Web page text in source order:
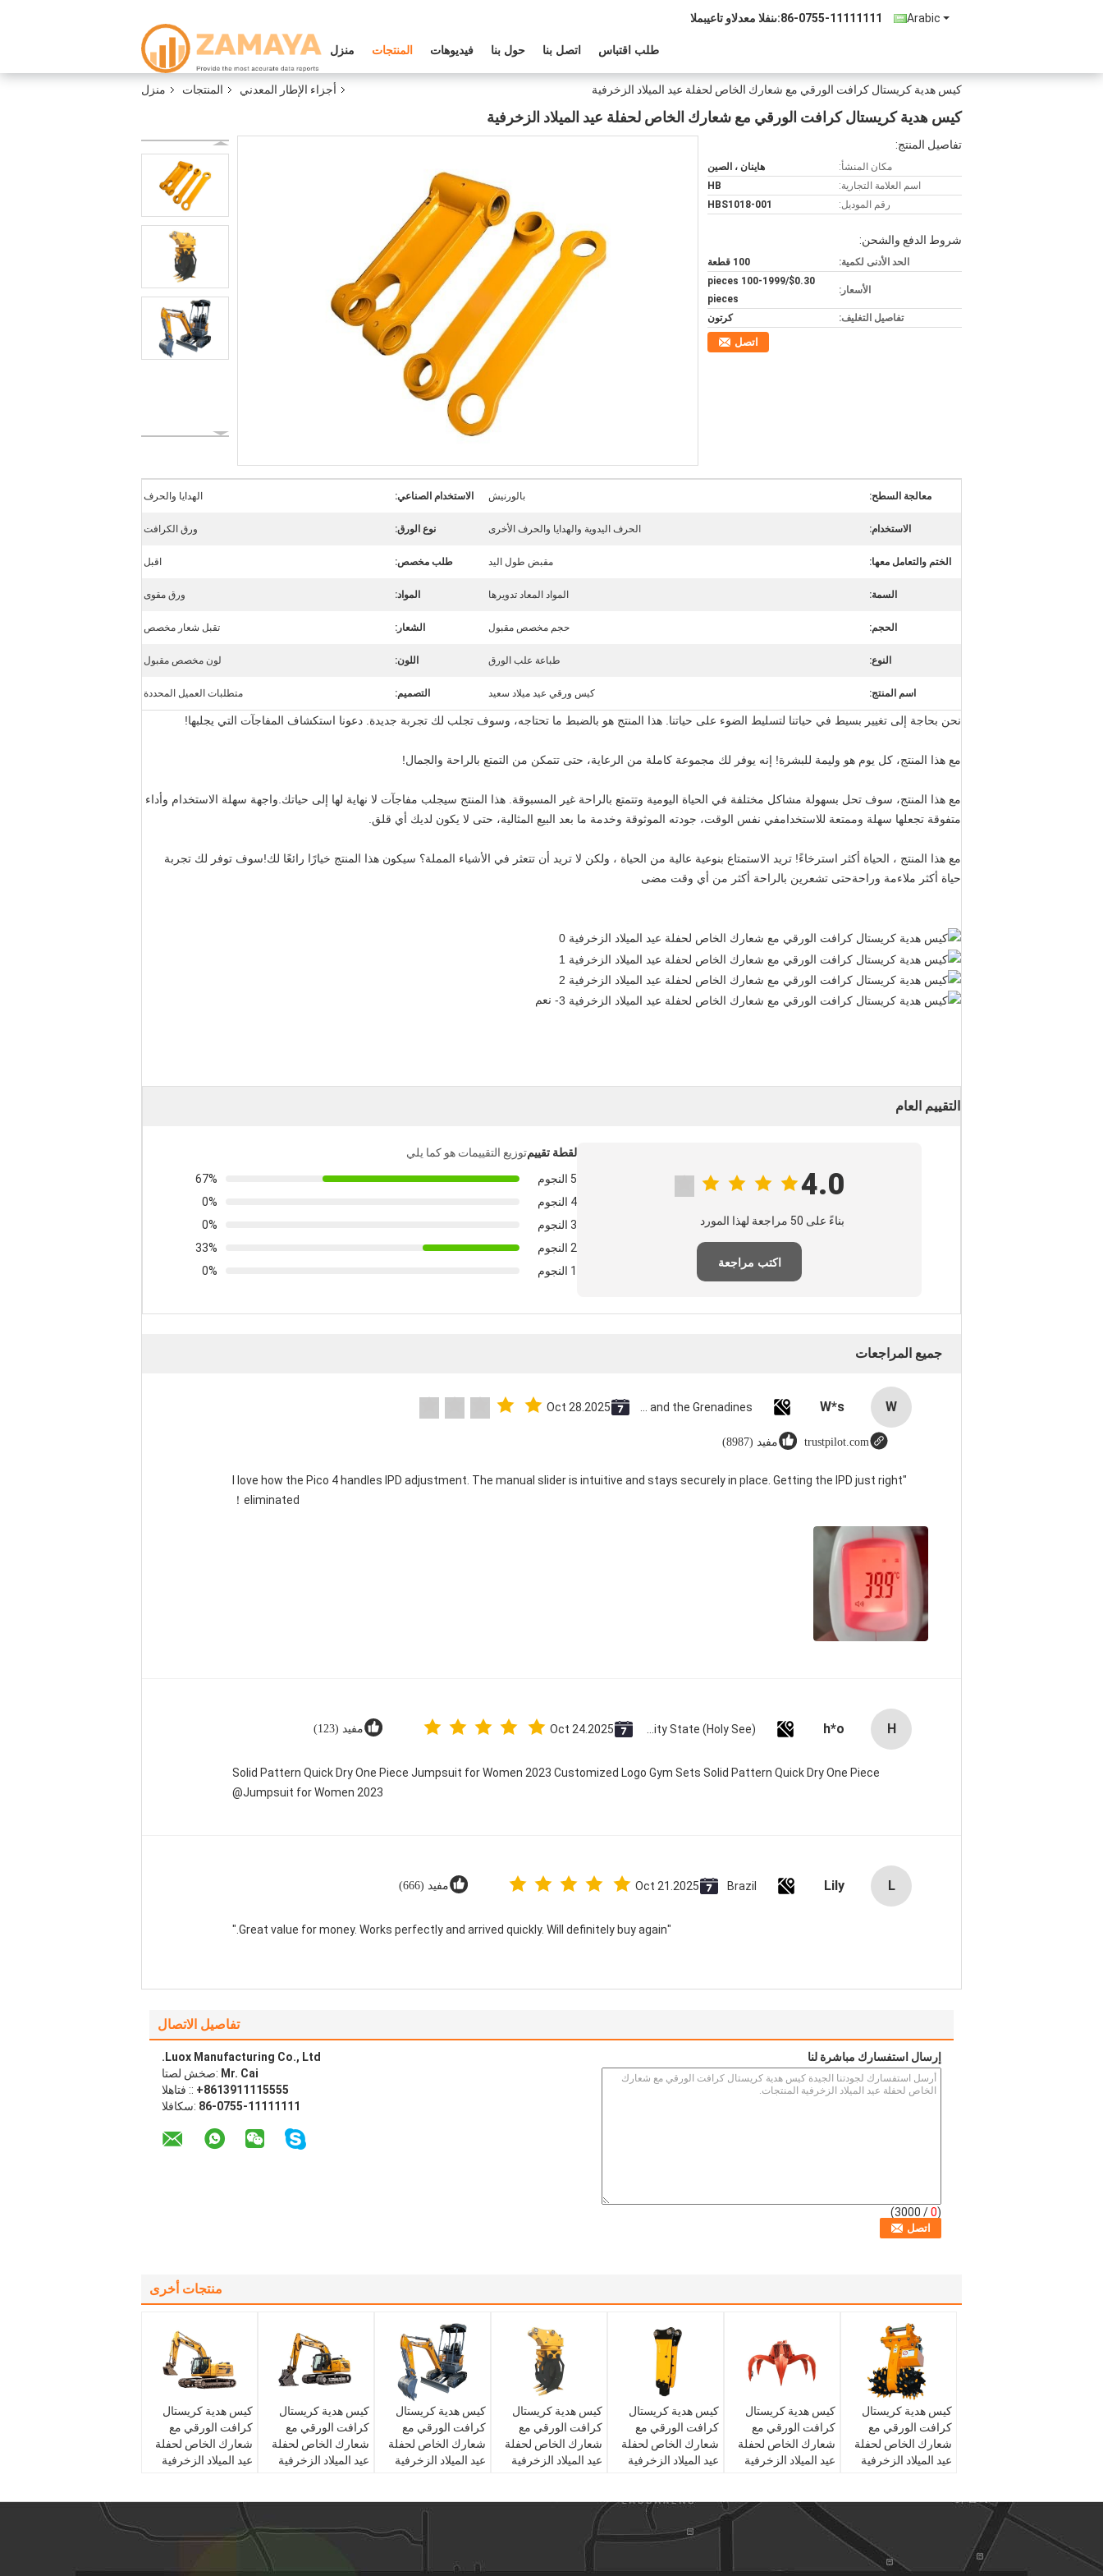
Arabic المبيعات والدعم الفنى:86-0755-11111111
منزل المنتجات فيديوهات حول بنا اتصل بنا طلب اقتباس
منزل المنتجات أجزاء الإطار المعدني كيس هدية كريستال كرافت الورقي مع شعارك الخاص لحفلة عيد الميلاد الزخرفية
كيس هدية كريستال كرافت الورقي مع شعارك الخاص لحفلة عيد الميلاد الزخرفية
تفاصيل المنتج:
مكان المنشأ:
هاينان ، الصين
اسم العلامة التجارية:
HB
رقم الموديل:
HBS1018-001
شروط الدفع والشحن:
الحد الأدنى لكمية: 100 قطعة
الأسعار:
$0.30/pieces 100-1999
pieces
تفاصيل التغليف:
كرتون
اتصل
معالجة السطح: بالورنيش الاستخدام الصناعي: الهدايا والحرف
الاستخدام: الحرف اليدوية والهدايا والحرف الأخرى نوع الورق: ورق الكرافت
الختم والتعامل معها: مقبض طول اليد طلب مخصص: اقبل
السمة: المواد المعاد تدويرها المواد: ورق مقوى
الحجم: حجم مخصص مقبول الشعار: تقبل شعار مخصص
النوع: طباعة علب الورق اللون: لون مخصص مقبول
اسم المنتج: كيس ورقي عيد ميلاد سعيد التصميم: متطلبات العميل المحددة
نحن بحاجة إلى تغيير بسيط في حياتنا لتسليط الضوء على حياتنا. هذا المنتج هو بالضبط ما تحتاجه، وسوف تجلب لك تجربة جديدة. دعونا استكشاف المفاجآت التي يجلبها!
مع هذا المنتج، كل يوم هو وليمة للبشرة! إنه يوفر لك مجموعة كاملة من الرعاية، حتى تتمكن من التمتع بالراحة والجمال!
مع هذا المنتج، سوف تحل بسهولة مشاكل مختلفة في الحياة اليومية وتتمتع بالراحة غير المسبوقة. هذا المنتج سيجلب مفاجآت لا نهاية لها إلى حياتك.واجهة سهلة الاستخدام وأداء
متفوقة تجعلها سهلة وممتعة للاستخدامفي نفس الوقت، جودته الموثوقة وخدمة ما بعد البيع المثالية، حتى لا يكون لديك أي قلق.
مع هذا المنتج ، الحياة أكثر استرخاءً! تريد الاستمتاع بنوعية عالية من الحياة ، ولكن لا تريد أن تتعثر في الأشياء المملة؟ سيكون هذا المنتج خيارًا رائعًا لك!سوف توفر لك تجربة
حياة أكثر ملاءمة وراحةحتى تشعرين بالراحة أكثر من أي وقت مضى
- نعم
التقييم العام
4.0
بناءً على 50 مراجعة لهذا المورد
اكتب مراجعة
لقطة تقييمتوزيع التقييمات هو كما يلي
5 النجوم
67%
4 النجوم
0%
3 النجوم
0%
2 النجوم
33%
1 النجوم
0%
جميع المراجعات
W
W*s
Oct 28.2025
trustpilot.com مفيد (8987)
"I love how the Pico 4 handles IPD adjustment. The manual slider is intuitive and stays securely in place. Getting the IPD just right
eliminated！
H
h*o
Oct 24.2025 مفيد (123)
Solid Pattern Quick Dry One Piece Jumpsuit for Women 2023 Customized Logo Gym Sets Solid Pattern Quick Dry One Piece
Jumpsuit for Women 2023@
L
Lily
Brazil
Oct 21.2025 مفيد (666)
"Great value for money. Works perfectly and arrived quickly. Will definitely buy again."
تفاصيل الاتصال
Luox Manufacturing Co., Ltd.
اتصل شخص: Mr. Cai
الهاتف :: +8613911115555
الفاكس: 86-0755-11111111
إرسال استفسارك مباشرة لنا
(
0
/ 3000)
منتجات أخرى
كيس هدية كريستال
كرافت الورقي مع
شعارك الخاص لحفلة
عيد الميلاد الزخرفية
كيس هدية كريستال
كرافت الورقي مع
شعارك الخاص لحفلة
عيد الميلاد الزخرفية
كيس هدية كريستال
كرافت الورقي مع
شعارك الخاص لحفلة
عيد الميلاد الزخرفية
كيس هدية كريستال
كرافت الورقي مع
شعارك الخاص لحفلة
عيد الميلاد الزخرفية
كيس هدية كريستال
كرافت الورقي مع
شعارك الخاص لحفلة
عيد الميلاد الزخرفية
كيس هدية كريستال
كرافت الورقي مع
شعارك الخاص لحفلة
عيد الميلاد الزخرفية
كيس هدية كريستال
كرافت الورقي مع
شعارك الخاص لحفلة
عيد الميلاد الزخرفية